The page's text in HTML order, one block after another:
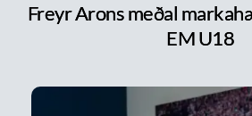
Freyr Arons meðal
EM U18